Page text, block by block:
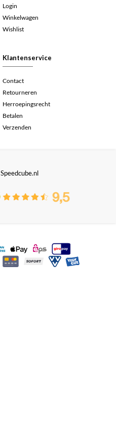
Login
Winkelwagen
Wishlist
Klantenservice
Contact
Retourneren
Herroepingsrecht
Betalen
Verzenden
Speedcube.nl